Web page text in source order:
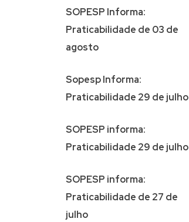
SOPESP Informa:
Praticabilidade de 03 de
agosto
Sopesp Informa:
Praticabilidade 29 de julho
SOPESP informa:
Praticabilidade 29 de julho
SOPESP informa:
Praticabilidade de 27 de
julho